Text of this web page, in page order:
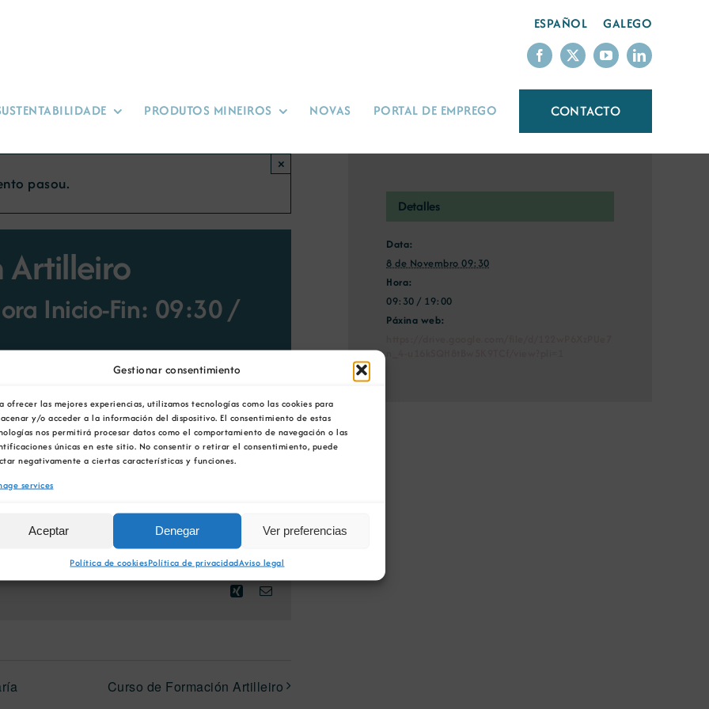
Gestionar consentimiento
ofrecer las mejores experiencias, utilizamos tecnologías como las cookies para
y/o acceder a la información del dispositivo. El consentimiento de estas
nos permitirá procesar datos como el comportamiento de navegación o las
únicas en este sitio. No consentir o retirar el consentimiento, puede
negativamente a ciertas características y funciones.
services
Aceptar Denegar Ver preferencias
Política de cookiesPolítica de privacidadAviso legal
ESPAÑOL GALEGO
PRODUTOS MINEIROS NOVAS PORTAL DE EMPREGO CONTACTO
pasou.
×
Artilleiro
Inicio-Fin: 09:30/
Facebook
X BlueskyRedditLinkedInWhatsApp
TelegramTumblrPinterest
XingEmail
Curso de Formación Artilleiro
Detalles
Data:
8 de Novembro 09:30
Hora:
09:30 / 19:00
Páxina web: